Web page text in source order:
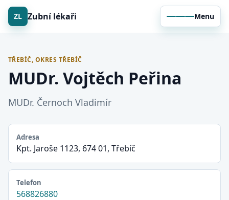
ZL Zubní lékaři Menu
TŘEBÍČ, OKRES TŘEBÍČ
MUDr. Vojtěch Peřina
MUDr. Černoch Vladimír
Adresa
Kpt. Jaroše 1123, 674 01, Třebíč
Telefon
568826880